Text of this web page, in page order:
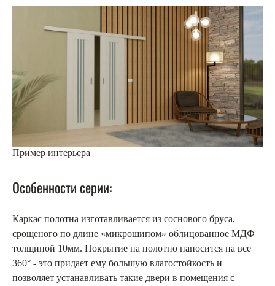
Пример интерьера
Особенности серии:
Каркас полотна изготавливается из соснового бруса,
срощеного по длине «микрошипом» облицованное МДФ
толщиной 10мм. Покрытие на полотно наносится на все
360° - это придает ему большую влагостойкость и
позволяет устанавливать такие двери в помещения с